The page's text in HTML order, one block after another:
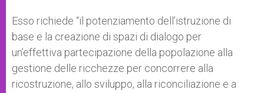
Esso richiede “il potenziamento dell’istruzione di
base e la creazione di spazi di dialogo per
un’effettiva partecipazione della popolazione alla
gestione delle ricchezze per concorrere alla
ricostruzione, allo sviluppo, alla riconciliazione e a